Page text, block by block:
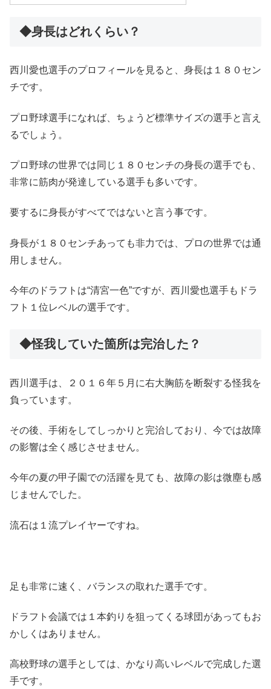
◆身長はどれくらい？
西川愛也選手のプロフィールを見ると、身長は１８０セン
チです。
プロ野球選手になれば、ちょうど標準サイズの選手と言え
るでしょう。
プロ野球の世界では同じ１８０センチの身長の選手でも、
非常に筋肉が発達している選手も多いです。
要するに身長がすべてではないと言う事です。
身長が１８０センチあっても非力では、プロの世界では通
用しません。
今年のドラフトは“清宮一色”ですが、西川愛也選手もドラ
フト１位レベルの選手です。
◆怪我していた箇所は完治した？
西川選手は、２０１６年５月に右大胸筋を断裂する怪我を
負っています。
その後、手術をしてしっかりと完治しており、今では故障
の影響は全く感じさせません。
今年の夏の甲子園での活躍を見ても、故障の影は微塵も感
じませんでした。
流石は１流プレイヤーですね。
足も非常に速く、バランスの取れた選手です。
ドラフト会議では１本釣りを狙ってくる球団があってもお
かしくはありません。
高校野球の選手としては、かなり高いレベルで完成した選
手です。